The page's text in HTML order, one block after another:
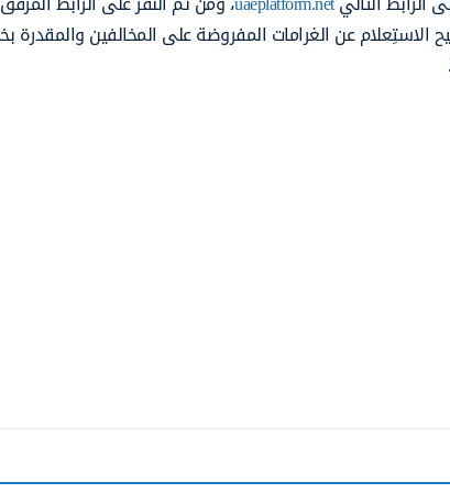
الاستِعلام عن الغرامات المفروضة على المخالفين والمقدرة